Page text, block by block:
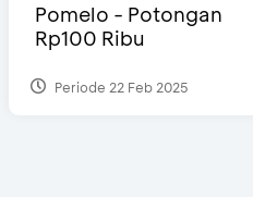
Pomelo - Potongan
Rp100 Ribu
Periode 22 Feb 2025